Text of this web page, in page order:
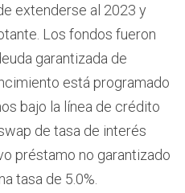
extenderse al 2023 y
Los fondos fueron
garantizada de
está programado
bajo la línea de crédito
de tasa de interés
préstamo no garantizado
tasa de 5.0%.